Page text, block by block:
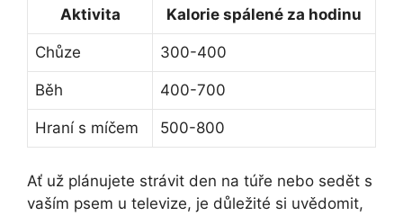
Aktivita Kalorie spálené za hodinu
Chůze 300-400
Běh 400-700
Hraní s míčem 500-800
Ať už plánujete strávit den na túře nebo sedět s
vaším psem u televize, je důležité si uvědomit,